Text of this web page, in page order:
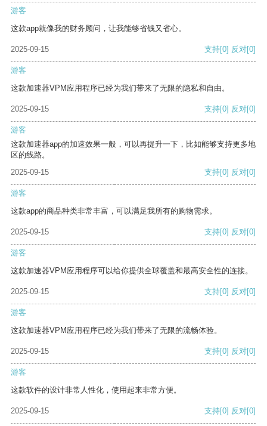
游客
这款app就像我的财务顾问，让我能够省钱又省心。
2025-09-15 支持[0] 反对[0]
游客
这款加速器VPM应用程序已经为我们带来了无限的隐私和自由。
2025-09-15 支持[0] 反对[0]
游客
这款加速器app的加速效果一般，可以再提升一下，比如能够支持更多地
区的线路。
2025-09-15
支持[0] 反对[0]
游客
这款app的商品种类非常丰富，可以满足我所有的购物需求。
2025-09-15 支持[0] 反对[0]
游客
这款加速器VPM应用程序可以给你提供全球覆盖和最高安全性的连接。
2025-09-15 支持[0] 反对[0]
游客
这款加速器VPM应用程序已经为我们带来了无限的流畅体验。
2025-09-15 支持[0] 反对[0]
游客
这款软件的设计非常人性化，使用起来非常方便。
2025-09-15 支持[0] 反对[0]